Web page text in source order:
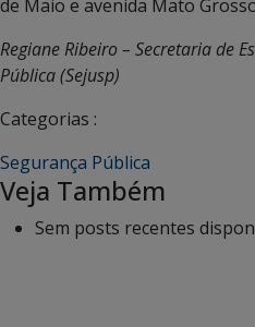
de Maio e avenida Mato
Regiane Ribeiro – Secretaria de
Pública (Sejusp)
Categorias :
Segurança Pública
Veja Também
Sem posts recentes